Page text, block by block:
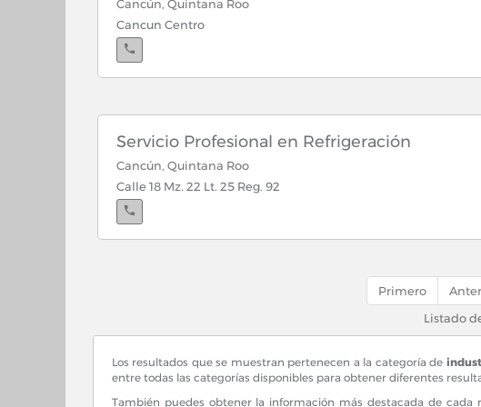
Cancún, Quintana Roo
Cancun Centro
Servicio Profesional en Refrigeración
Cancún, Quintana Roo
Calle 18 Mz. 22 Lt. 25 Reg. 92
Primero
Listado
Los resultados que se muestran pertenecen a la categoría de
entre todas las categorías disponibles para obtener diferentes
También puedes obtener la información más destacada de cada